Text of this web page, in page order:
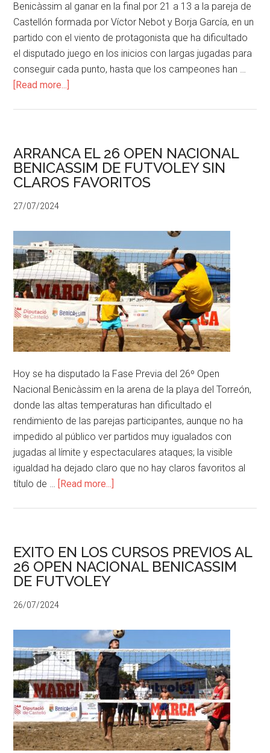
Benicàssim al ganar en la final por 21 a 13 a la pareja de
Castellón formada por Víctor Nebot y Borja García, en un
partido con el viento de protagonista que ha dificultado
el disputado juego en los inicios con largas jugadas para
conseguir cada punto, hasta que los campeones han …
[Read more...]
ARRANCA EL 26 OPEN NACIONAL
BENICASSIM DE FUTVOLEY SIN
CLAROS FAVORITOS
27/07/2024
Hoy se ha disputado la Fase Previa del 26º Open
Nacional Benicàssim en la arena de la playa del Torreón,
donde las altas temperaturas han dificultado el
rendimiento de las parejas participantes, aunque no ha
impedido al público ver partidos muy igualados con
jugadas al límite y espectaculares ataques; la visible
igualdad ha dejado claro que no hay claros favoritos al
título de … [Read more...]
EXITO EN LOS CURSOS PREVIOS AL
26 OPEN NACIONAL BENICASSIM
DE FUTVOLEY
26/07/2024